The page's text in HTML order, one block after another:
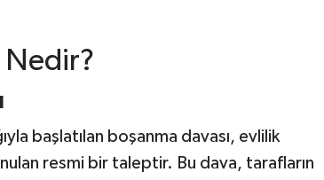
Nedir?
başlatılan boşanma davası, evlilik
resmi bir taleptir. Bu dava, tarafların